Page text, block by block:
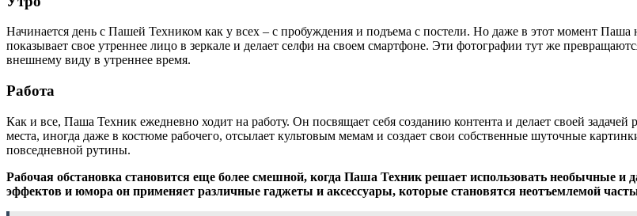
Начинается день с Пашей Техником как у всех – с пробуждения и подъема с постели. Но даже в этот момент Паша
показывает свое утреннее лицо в зеркале и делает селфи на своем смартфоне. Эти фотографии тут же
внешнему виду в утреннее время.
Работа
Как и все, Паша Техник ежедневно ходит на работу. Он посвящает себя созданию контента и делает своей
места, иногда даже в костюме рабочего, отсылает культовым мемам и создает свои собственные шуточные
повседневной рутины.
Рабочая обстановка становится еще более смешной, когда Паша Техник решает использовать необычные
эффектов и юмора он применяет различные гаджеты и аксессуары, которые становятся неотъемлемой